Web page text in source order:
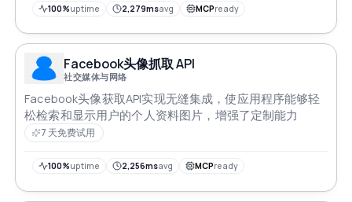
100%uptime 2,279msavg MCPready
Facebook头像抓取 API
社交媒体与网络
Facebook头像获取API实现无缝集成，使应用程序能够轻
松检索和显示用户的个人资料图片，增强了定制能力
7 天免费试用
100%uptime 2,256msavg MCPready